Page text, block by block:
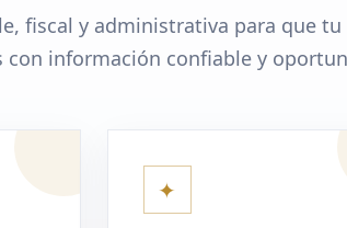
fiscal y administrativa para que
con información confiable y
✦